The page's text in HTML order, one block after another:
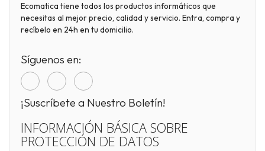
Ecomatica tiene todos los productos informáticos que
necesitas al mejor precio, calidad y servicio. Entra, compra y
recíbelo en 24h en tu domicilio.
Síguenos en:
¡Suscríbete a Nuestro Boletín!
INFORMACIÓN BÁSICA SOBRE
PROTECCIÓN DE DATOS